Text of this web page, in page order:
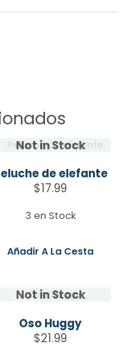
de elefante
$17.99
3 en Stock
Añadir A La Cesta
Oso Huggy
$21.99